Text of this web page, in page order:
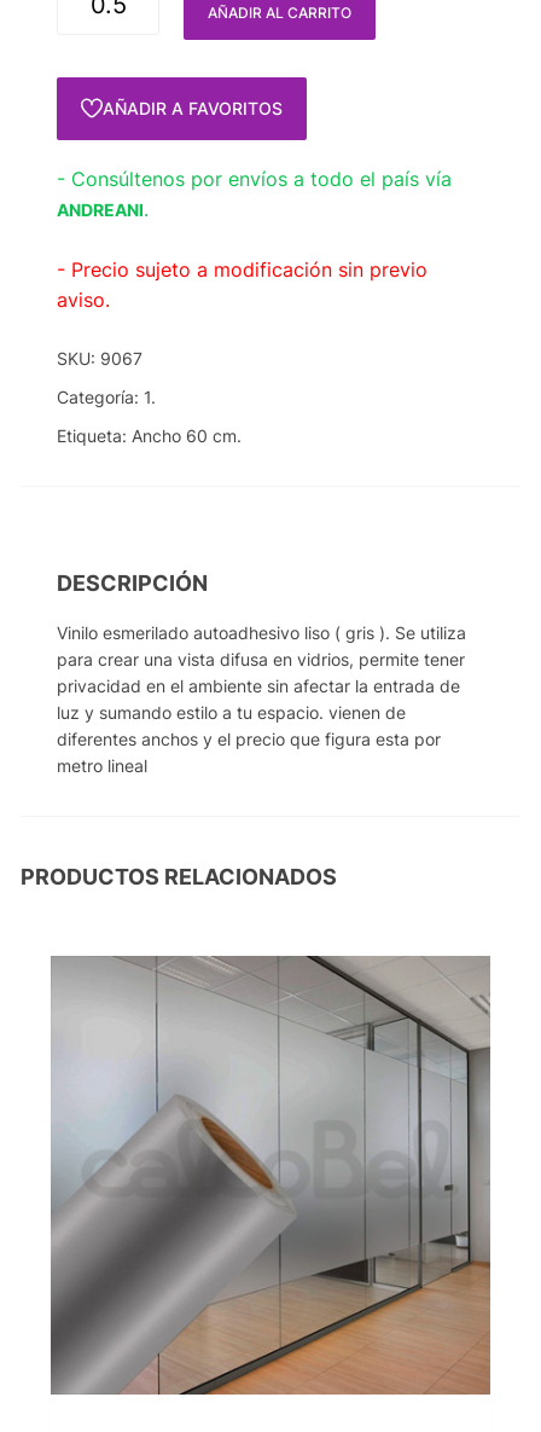
AÑADIR AL CARRITO
AÑADIR A FAVORITOS
- Consúltenos por envíos a todo el país vía
ANDREANI.
- Precio sujeto a modificación sin previo
aviso.
SKU: 9067
Categoría: 1.
Etiqueta: Ancho 60 cm.
DESCRIPCIÓN
Vinilo esmerilado autoadhesivo liso ( gris ). Se utiliza
para crear una vista difusa en vidrios, permite tener
privacidad en el ambiente sin afectar la entrada de
luz y sumando estilo a tu espacio. vienen de
diferentes anchos y el precio que figura esta por
metro lineal
PRODUCTOS RELACIONADOS